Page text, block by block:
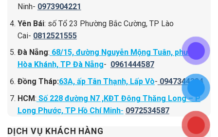
Ninh- 0973904221
Yên Bái: số Tổ 23 Phường Bắc Cường, TP Lào
Cai- 0812521555
Đà Nẵng: 68/15, đường Nguyễn Mộng Tuân, phường
Hòa Khánh, TP Đà Nẵng- 0961444587
Đồng Tháp:63A, ấp Tân Thạnh, Lấp Vò- 0947344334
HCM: Số 228 đường N7 ,KĐT Đông Thăng Long – P
Long Phước, TP Hồ Chí Minh- 0972534587
DỊCH VỤ KHÁCH HÀNG